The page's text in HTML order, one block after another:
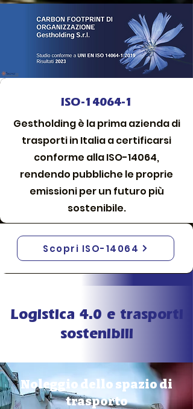
ISO-14064-1
Gestholding è la prima azienda di
trasporti in Italia a certificarsi
conforme alla ISO-14064,
rendendo pubbliche le proprie
emissioni per un futuro più
sostenibile.
Scopri ISO-14064
Logistica 4.0 e trasporti
sostenibili
Noleggio dello spazio di
trasporto